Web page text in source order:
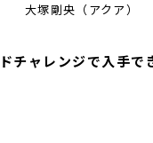
大塚剛央（アクア）
チャレンジで入手で